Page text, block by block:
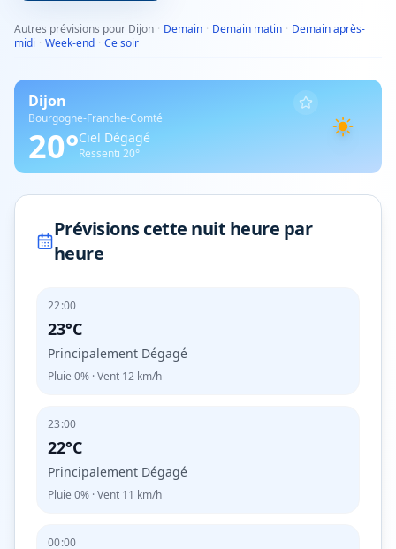
Autres prévisions pour Dijon · Demain · Demain matin · Demain après-
midi · Week-end · Ce soir
Dijon
Bourgogne-Franche-Comté
20°Ciel Dégagé
Ressenti 20°
Prévisions cette nuit heure par
heure
22:00
23°C
Principalement Dégagé
Pluie 0% · Vent 12 km/h
23:00
22°C
Principalement Dégagé
Pluie 0% · Vent 11 km/h
00:00